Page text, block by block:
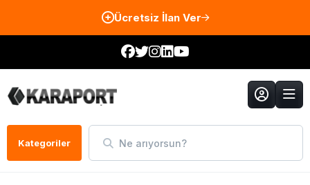
Ücretsiz İlan Ver
Kategoriler Ne arıyorsun?